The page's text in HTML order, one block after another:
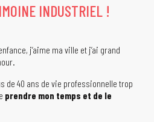
INDUSTRIEL !
j’aime ma ville et j’ai grand
de 40 ans de vie professionnelle trop
prendre mon temps et de le